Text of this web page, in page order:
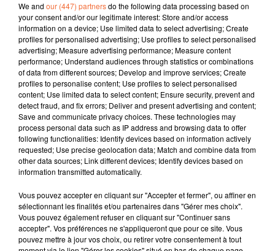
17 octobre 2023 - 13 min 35 sec
JOURNAL DU MARDI 17 OCTOBRE (SOIR)
Fabien Gazeau
L'info près de chez vous
Présenté par Fabien Gazeau
- Retour sur l'hommage rendu hier à l'enseignant tué à
Arras.
- A Mauléon, la Châtillonnaise prend un sacré coup de
jeune.
- Le job dating du Bocage bressuirais a lieu jeudi à
Bocapole.
- Emotion samedi au Musée de Bressuire pour le
vernissage de l'expo consacré à Claude Bertrand
We and our (447) partnersdo the following data processing based on
your consent and/or our legitimate interest: Store and/or access
information on a device; Use limited data to select advertising; Create
profiles for personalised advertising; Use profiles to select personalised
advertising; Measure advertising performance; Measure content
performance; Understand audiences through statistics or combinations
of data from different sources; Develop and improve services; Create
profiles to personalise content; Use profiles to select personalised
content; Use limited data to select content; Ensure security, prevent and
detect fraud, and fix errors; Deliver and present advertising and content;
Save and communicate privacy choices. These technologies may
process personal data such as IP address and browsing data to offer
following functionalities: Identify devices based on information actively
requested; Use precise geolocation data; Match and combine data from
other data sources; Link different devices; Identify devices based on
information transmitted automatically.
Vous pouvez accepter en cliquant sur "Accepter et fermer", ou affiner en
sélectionnant les finalités et/ou partenaires dans "Gérer mes choix".
Vous pouvez également refuser en cliquant sur "Continuer sans
accepter". Vos préférences ne s'appliqueront que pour ce site. Vous
pouvez mettre à jour vos choix, ou retirer votre consentement à tout